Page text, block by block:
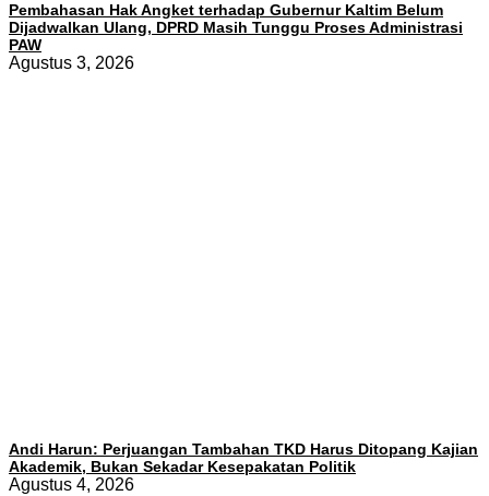
Pembahasan Hak Angket terhadap Gubernur Kaltim Belum
Dijadwalkan Ulang, DPRD Masih Tunggu Proses Administrasi
PAW
Agustus 3, 2026
Andi Harun: Perjuangan Tambahan TKD Harus Ditopang Kajian
Akademik, Bukan Sekadar Kesepakatan Politik
Agustus 4, 2026